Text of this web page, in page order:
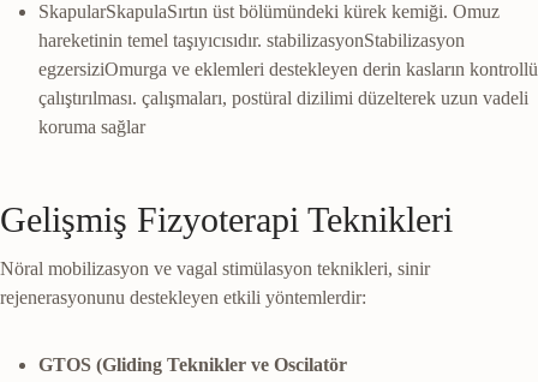
SkapularSkapulaSırtın üst bölümündeki kürek kemiği. Omuz
hareketinin temel taşıyıcısıdır. stabilizasyonStabilizasyon
egzersiziOmurga ve eklemleri destekleyen derin kasların kontrollü
çalıştırılması. çalışmaları, postüral dizilimi düzelterek uzun vadeli
koruma sağlar
Gelişmiş Fizyoterapi Teknikleri
Nöral mobilizasyon ve vagal stimülasyon teknikleri, sinir
rejenerasyonunu destekleyen etkili yöntemlerdir:
GTOS (Gliding Teknikler ve Oscilatör